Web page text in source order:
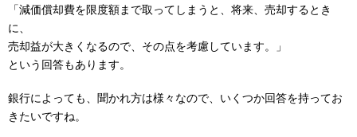
「減価償却費を限度額まで取ってしまうと、将来、売却するとき
に、
売却益が大きくなるので、その点を考慮しています。」
という回答もあります。
銀行によっても、聞かれ方は様々なので、いくつか回答を持ってお
きたいですね。